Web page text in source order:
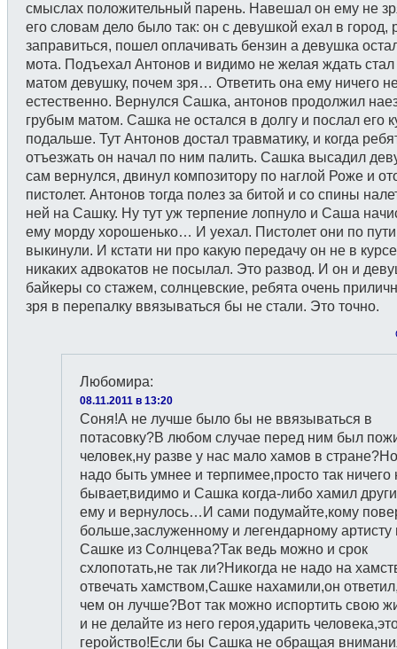
смыслах положительный парень. Навешал он ему не
его словам дело было так: он с девушкой ехал в город,
заправиться, пошел оплачивать бензин а девушка
мота. Подъехал Антонов и видимо не желая ждать стал
матом девушку, почем зря… Ответить она ему ничего
естественно. Вернулся Сашка, антонов продолжил
грубым матом. Сашка не остался в долгу и послал его
подальше. Тут Антонов достал травматику, и когда
отъезжать он начал по ним палить. Сашка высадил
сам вернулся, двинул композитору по наглой Роже и
пистолет. Антонов тогда полез за битой и со спины
ней на Сашку. Ну тут уж терпение лопнуло и Саша
ему морду хорошенько… И уехал. Пистолет они по пути
выкинули. И кстати ни про какую передачу он не в
никаких адвокатов не посылал. Это развод. И он и
байкеры со стажем, солнцевские, ребята очень
зря в перепалку ввязываться бы не стали. Это точно.
Любомира:
08.11.2011 в 13:20
Соня!А не лучше было бы не ввязываться в
потасовку?В любом случае перед ним был
человек,ну разве у нас мало хамов в стране?Но
надо быть умнее и терпимее,просто так ничего
бывает,видимо и Сашка когда-либо хамил
ему и вернулось…И сами подумайте,кому
больше,заслуженному и легендарному артисту
Сашке из Солнцева?Так ведь можно и срок
схлопотать,не так ли?Никогда не надо на
отвечать хамством,Сашке нахамили,он
чем он лучше?Вот так можно испортить свою
и не делайте из него героя,ударить
геройство!Если бы Сашка не обращая